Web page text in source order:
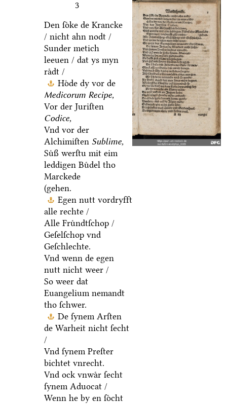
3
Den ſoͤke de Krancke
/ nicht ahn nodt /
Sunder metich
leeuen / dat ys myn
raͤdt /
Hoͤde dy vor de
Medicorum Recipe,
Vor der Juriſten
Codice,
Vnd vor der
Alchimiſten Sublime,
Suͤß werſtu mit eim
leddigen Buͤdel tho
Marckede
(gehen.
Egen nutt vordryfft
alle rechte /
Alle Fruͤndtſchop /
Geſelſchop vnd
Geſchlechte.
Vnd wenn de egen
nutt nicht weer /
So weer dat
Euangelium nemandt
tho ſchwer.
De ſynem Arſten
de Warheit nicht ſecht
/
Vnd ſynem Preſter
bichtet vnrecht.
Vnd ock vnwaͤr ſecht
ſynem Aduocat /
Wenn he by en ſoͤcht